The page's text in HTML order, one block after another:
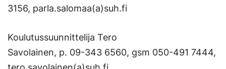
3156, parla.salomaa(a)suh.fi
Koulutussuunnittelija Tero
Savolainen, p. 09-343 6560, gsm 050-491 7444,